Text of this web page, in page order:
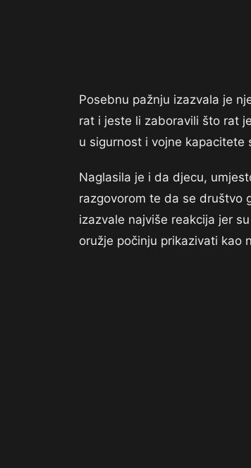
Posebnu pažnju izazvala je
rat i jeste li zaboravili što rat
u sigurnost i vojne
Naglasila je i da djecu,
razgovorom te da se društvo
izazvale najviše reakcija jer
oružje počinju prikazivati kao